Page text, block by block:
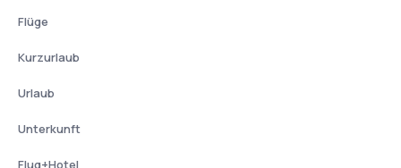
Flüge
Kurzurlaub
Urlaub
Unterkunft
Flug+Hotel